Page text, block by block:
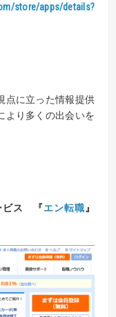
store/apps/details?
点に立った情報提供
より多くの出会いを
ビス 『エン転職 』